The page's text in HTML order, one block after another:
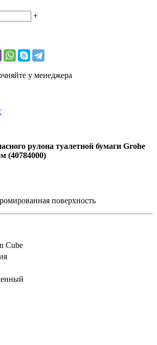
+
у менеджера
рулона туалетной бумаги Grohe
(40784000)
поверхность
Cube